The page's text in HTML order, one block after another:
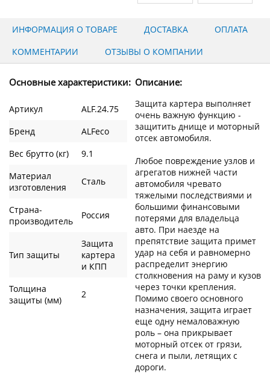
ИНФОРМАЦИЯ О ТОВАРЕ ДОСТАВКА
ОПЛАТА
КОММЕНТАРИИ
ОТЗЫВЫ О КОМПАНИИ
Основные характеристики:
Артикул
ALF.24.75
Бренд
ALFeco
Вес брутто (кг)
9.1
Материал
изготовления
Сталь
Страна-
производитель
Россия
Тип защиты
Защита
картера
и КПП
Толщина
защиты (мм)
2
Описание:
Защита картера выполняет
очень важную функцию -
защитить днище и моторный
отсек автомобиля.
Любое повреждение узлов и
агрегатов нижней части
автомобиля чревато
тяжелыми последствиями и
большими финансовыми
потерями для владельца
авто. При наезде на
препятствие защита примет
удар на себя и равномерно
распределит энергию
столкновения на раму и кузов
через точки крепления.
Помимо своего основного
назначения, защита играет
еще одну немаловажную
роль – она прикрывает
моторный отсек от грязи,
снега и пыли, летящих с
дороги.